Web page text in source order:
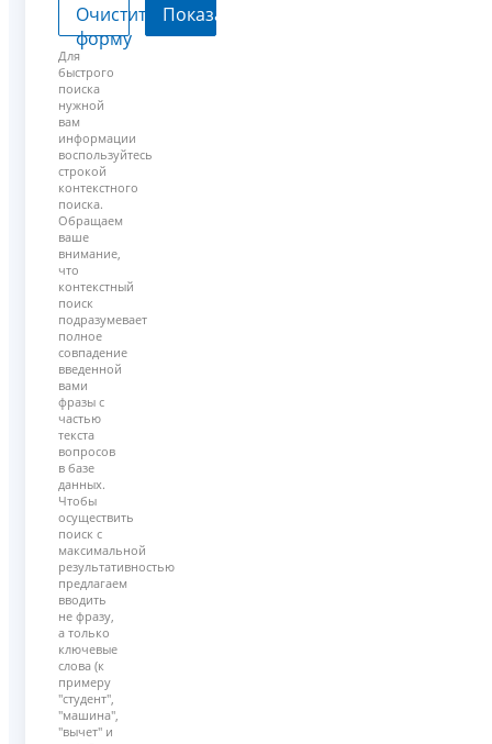
Очистить
форму
Показать
Для
быстрого
поиска
нужной
вам
информации
воспользуйтесь
строкой
контекстного
поиска.
Обращаем
ваше
внимание,
что
контекстный
поиск
подразумевает
полное
совпадение
введенной
вами
фразы с
частью
текста
вопросов
в базе
данных.
Чтобы
осуществить
поиск с
максимальной
результативностью
предлагаем
вводить
не фразу,
а только
ключевые
слова (к
примеру
"студент",
"машина",
"вычет" и